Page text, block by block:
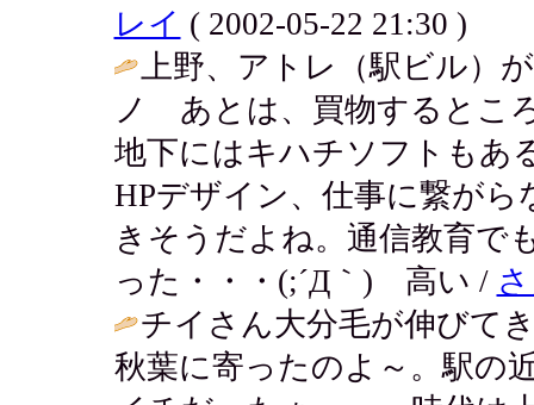
レイ ( 2002-05-22 21:30 )
上野、アトレ（駅ビル）
ノ あとは、買物するとこ
地下にはキハチソフトも
HPデザイン、仕事に繋が
きそうだよね。通信教育で
った・・・(;´Д｀) 高い /
チイさん大分毛が伸びて
秋葉に寄ったのよ～。駅の